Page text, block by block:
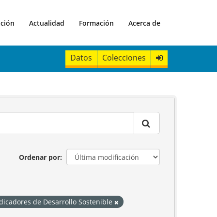
Actualidad Formación Acerca de
Datos Colecciones
Ordenar por
de Desarrollo Sostenible